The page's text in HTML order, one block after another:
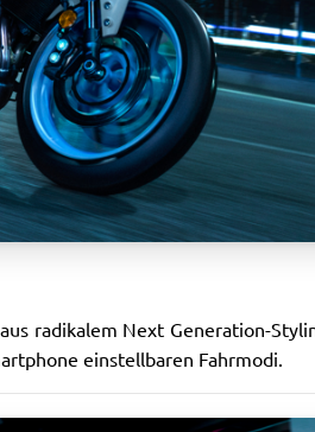
radikalem Next Generation-
einstellbaren Fahrmodi.